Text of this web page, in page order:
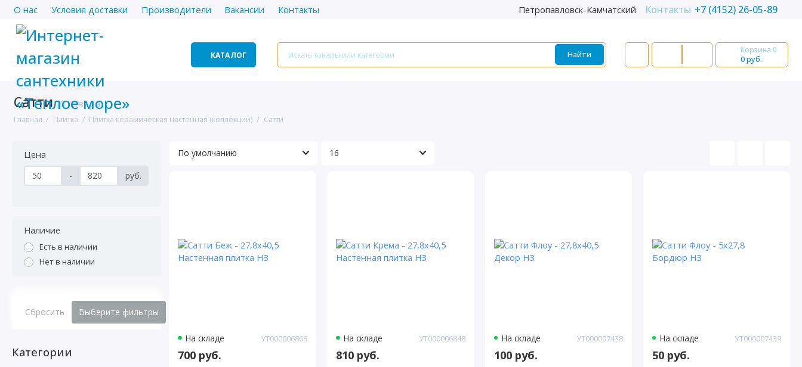
О нас Условия доставки Производители Вакансии Контакты Петропавловск-Камчатский Контакты +7 (4152) 26-05-89
КАТАЛОГ Найти Корзина 0
0 руб.
Сатти 4 товара
Главная Плитка Плитка керамическая настенная (коллекции) Сатти
Цена
- руб.
Наличие
Есть в наличии
Нет в наличии
Сбросить Выберите фильтры
Категории
На складе УТ000006868
700 руб.
На складе УТ000006848
810 руб.
На складе УТ000007438
100 руб.
На складе УТ000007439
50 руб.